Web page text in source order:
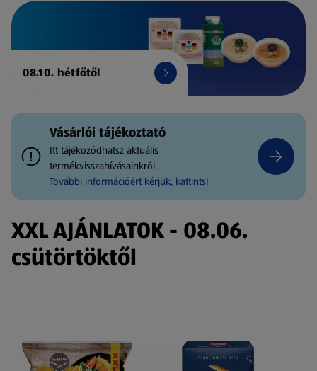
08.10. hétfőtől
Vásárlói tájékoztató
Itt tájékozódhatsz aktuális
termékvisszahívásainkról.
További információért kérjük, kattints!
XXL AJÁNLATOK - 08.06.
csütörtöktől